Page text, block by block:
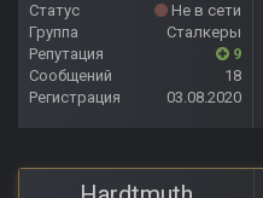
Статус
Не в сети
Группа
Сталкеры
Репутация
9
Сообщений
18
Регистрация
03.08.2020